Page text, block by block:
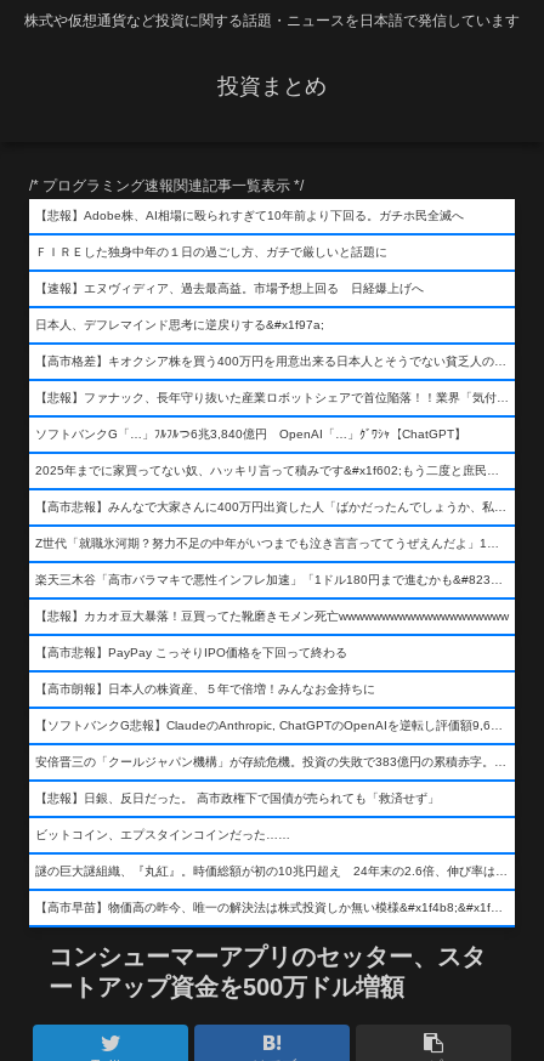
株式や仮想通貨など投資に関する話題・ニュースを日本語で発信しています
投資まとめ
/* プログラミング速報関連記事一覧表示 */
【悲報】Adobe株、AI相場に殴られすぎて10年前より下回る。ガチホ民全滅へ
ＦＩＲＥした独身中年の１日の過ごし方、ガチで厳しいと話題に
【速報】エヌヴィディア、過去最高益。市場予想上回る 日経爆上げへ
日本人、デフレマインド思考に逆戻りする&#x1f97a;
【高市格差】キオクシア株を買う400万円を用意出来る日本人とそうでない貧乏人の差が超広まるって事よ
【悲報】ファナック、長年守り抜いた産業ロボットシェアで首位陥落！！業界「気付いたら一気に抜かれていた…」
ソフトバンクG「…」ﾌﾙﾌﾙつ6兆3,840億円 OpenAI「…」ｸﾞﾜｼｬ【ChatGPT】
2025年までに家買ってない奴、ハッキリ言って積みです&#x1f602;もう二度と庶民が買える値段になりません&#x1f602;&#x1f602;&#x1f602;
【高市悲報】みんなで大家さんに400万円出資した人「ばかだったんでしょうか、私は&#x1f622;」
Z世代「就職氷河期？努力不足の中年がいつまでも泣き言言っててうぜえんだよ」1万いいね
楽天三木谷「高市バラマキで悪性インフレ加速」「1ドル180円まで進むかも&#8230;もう看過できない」
【悲報】カカオ豆大暴落！豆買ってた靴磨きモメン死亡wwwwwwwwwwwwwwwwwwww
【高市悲報】PayPay こっそりIPO価格を下回って終わる
【高市朗報】日本人の株資産、５年で倍増！みんなお金持ちに
【ソフトバンクG悲報】ClaudeのAnthropic, ChatGPTのOpenAIを逆転し評価額9,650億ドル (約154兆円) の世界一価値あるAI企業に……
安倍晋三の「クールジャパン機構」が存続危機。投資の失敗で383億円の累積赤字。2025年度決算も大赤字の可能性。責任の所在はウヤムヤ
【悲報】日銀、反日だった。 高市政権下で国債が売られても「救済せず」
ビットコイン、エプスタインコインだった……
謎の巨大謎組織、『丸紅』。時価総額が初の10兆円超え 24年末の2.6倍、伸び率は謎組織首位
【高市早苗】物価高の昨今、唯一の解決法は株式投資しか無い模様&#x1f4b8;&#x1f4b8;&#x1f4b8;
コンシューマーアプリのセッター、スタ
ートアップ資金を500万ドル増額